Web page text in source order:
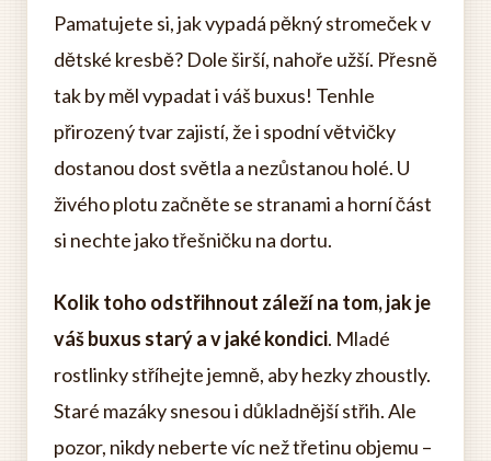
Pamatujete si, jak vypadá pěkný stromeček v
dětské kresbě? Dole širší, nahoře užší. Přesně
tak by měl vypadat i váš buxus! Tenhle
přirozený tvar zajistí, že i spodní větvičky
dostanou dost světla a nezůstanou holé. U
živého plotu začněte se stranami a horní část
si nechte jako třešničku na dortu.
Kolik toho odstřihnout záleží na tom, jak je
váš buxus starý a v jaké kondici. Mladé
rostlinky stříhejte jemně, aby hezky zhoustly.
Staré mazáky snesou i důkladnější střih. Ale
pozor, nikdy neberte víc než třetinu objemu –